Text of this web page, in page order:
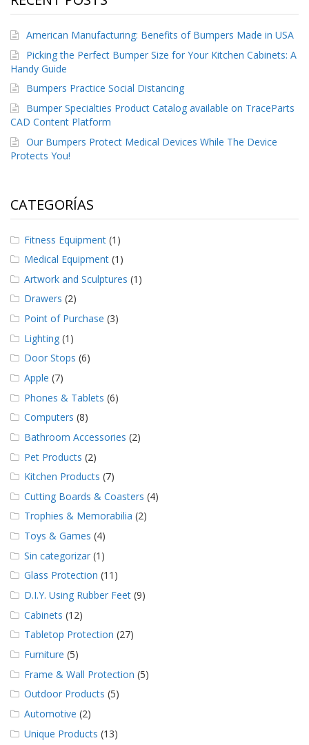
S
r
v
i
c
i
s
P
r
e
n
t
s
r
e
c
u
e
n
t
s
l
o
C
o
n
t
á
c
e
n
s
American Manufacturing: Benefits of Bumpers Made in USA
Picking the Perfect Bumper Size for Your Kitchen Cabinets: A
Handy Guide
Bumpers Practice Social Distancing
Bumper Specialties Product Catalog available on TraceParts
CAD Content Platform
Our Bumpers Protect Medical Devices While The Device
Protects You!
CATEGORÍAS
Fitness Equipment (1)
Medical Equipment (1)
Artwork and Sculptures (1)
Drawers (2)
Point of Purchase (3)
Lighting (1)
Door Stops (6)
Apple (7)
Phones & Tablets (6)
Computers (8)
Bathroom Accessories (2)
Pet Products (2)
Kitchen Products (7)
Cutting Boards & Coasters (4)
Trophies & Memorabilia (2)
Toys & Games (4)
Sin categorizar (1)
Glass Protection (11)
D.I.Y. Using Rubber Feet (9)
Cabinets (12)
Tabletop Protection (27)
Furniture (5)
Frame & Wall Protection (5)
Outdoor Products (5)
Automotive (2)
Unique Products (13)